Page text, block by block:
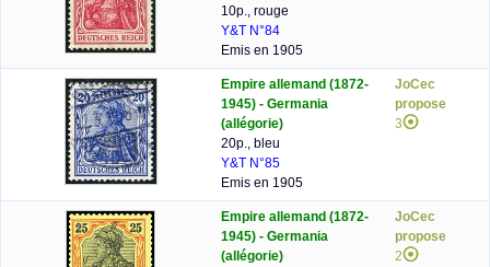
10p., rouge
Y&T N°84
Emis en 1905
Empire allemand (1872-
1945) - Germania
(allégorie)
20p., bleu
Y&T N°85
Emis en 1905
JoCec
propose
3
Empire allemand (1872-
1945) - Germania
(allégorie)
JoCec
propose
2